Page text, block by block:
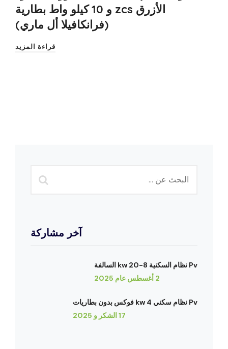
الأزرق zcs و 10 كيلو واط بطارية
(فرانكافيلا أل ماري)
قراءة المزيد
آخر مشاركة
Pv نظام السكنية 8-20 kw السالفة
2 أغسطس عام 2025
Pv نظام سكني 4 kw فوكس بدون بطاريات
17 الشكر و 2025